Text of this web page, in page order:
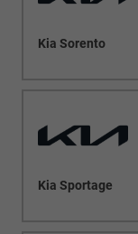
Kia Sorento
Kia Sportage